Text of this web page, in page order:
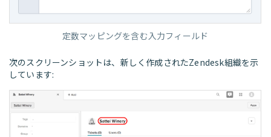
定数マッピングを含む入力フィールド
次のスクリーンショットは、新しく作成されたZendesk組織を示
しています: